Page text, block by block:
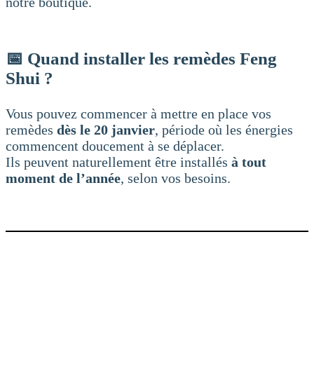
📅 Quand installer les remèdes Feng
Shui ?
Vous pouvez commencer à mettre en place vos
remèdes dès le 20 janvier, période où les énergies
commencent doucement à se déplacer.
Ils peuvent naturellement être installés à tout
moment de l’année, selon vos besoins.